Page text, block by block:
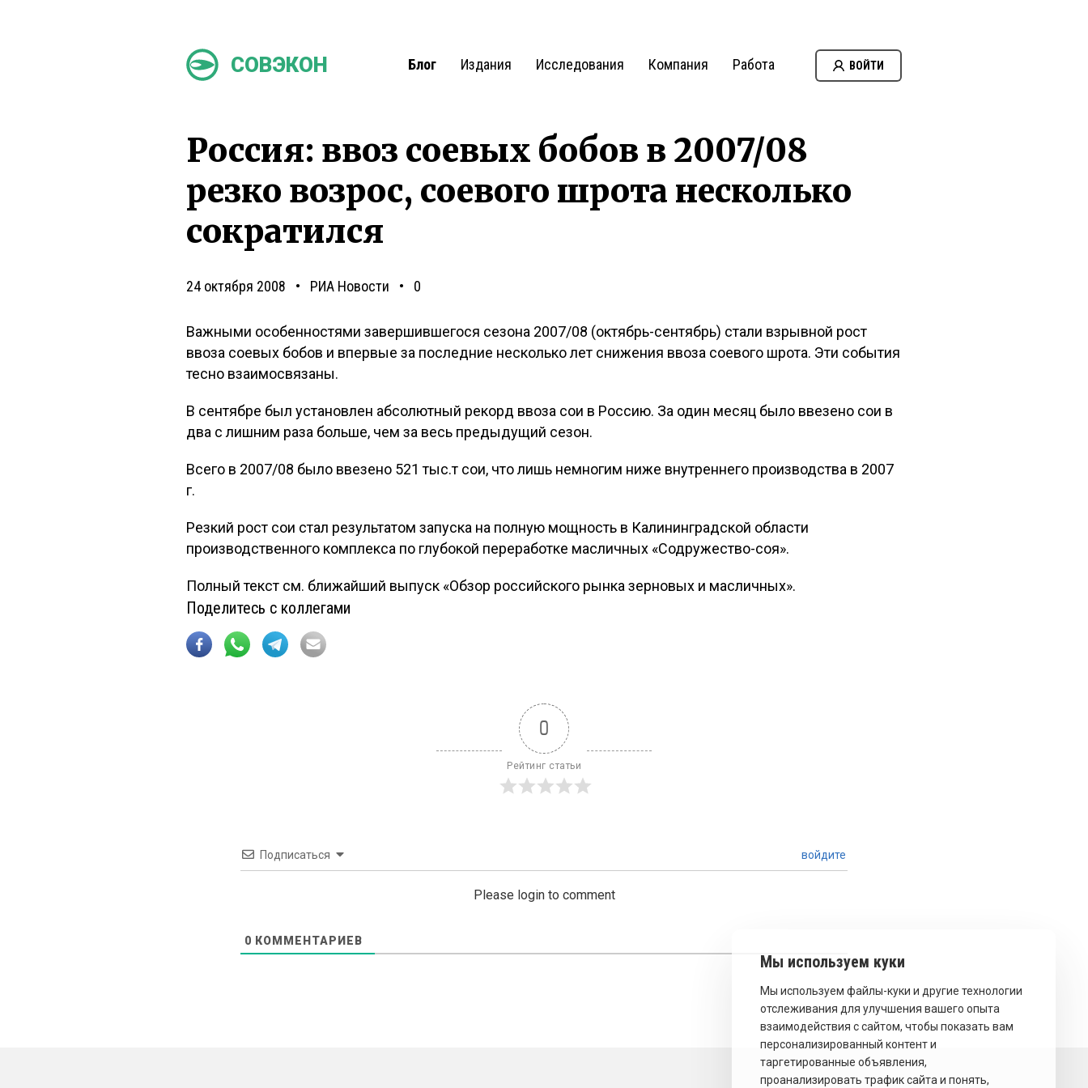
СОВЭКОН Блог Издания Исследования Компания Работа ВОЙТИ
Россия: ввоз соевых бобов в 2007/08
резко возрос, соевого шрота несколько
сократился
24 октября 2008 РИА Новости 0
Важными особенностями завершившегося сезона 2007/08 (октябрь-сентябрь) стали взрывной рост
ввоза соевых бобов и впервые за последние несколько лет снижения ввоза соевого шрота. Эти события
тесно взаимосвязаны.
В сентябре был установлен абсолютный рекорд ввоза сои в Россию. За один месяц было ввезено сои в
два с лишним раза больше, чем за весь предыдущий сезон.
Всего в 2007/08 было ввезено 521 тыс.т сои, что лишь немногим ниже внутреннего производства в 2007
г.
Резкий рост сои стал результатом запуска на полную мощность в Калининградской области
производственного комплекса по глубокой переработке масличных «Содружество-соя».
Полный текст см. ближайший выпуск «Обзор российского рынка зерновых и масличных».
Поделитесь с коллегами
0
Рейтинг статьи
Подписаться войдите
Please login to comment
0 КОММЕНТАРИЕВ